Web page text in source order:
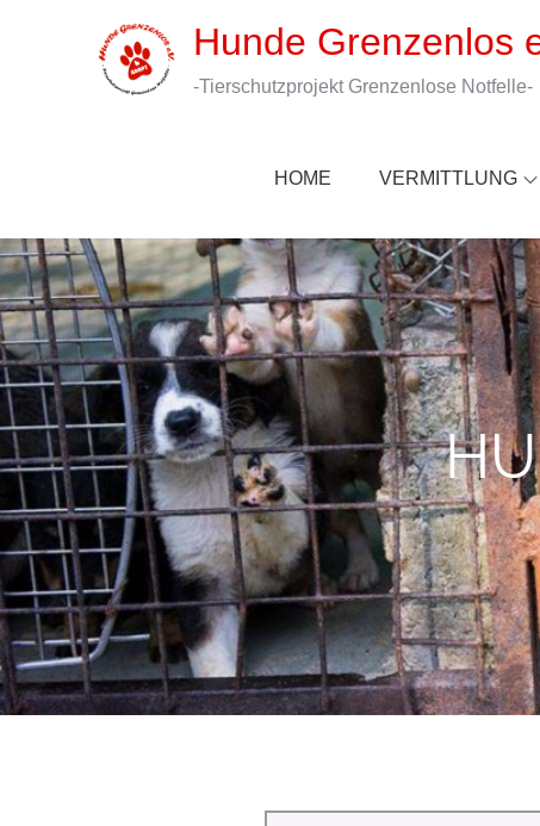
Hunde Grenzenlos
-Tierschutzprojekt Grenzenlose Notfelle-
HOME VERMITTLUNG